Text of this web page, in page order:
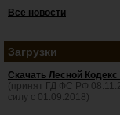
Все новости
Загрузки
Скачать Лесной
(принят ГД ФС РФ
силу с 01.09.2018)